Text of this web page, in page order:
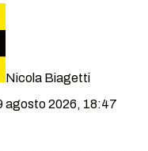
Nicola Biagetti
agosto 2026, 18:47